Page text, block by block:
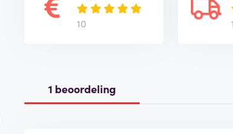
10
1 beoordeling